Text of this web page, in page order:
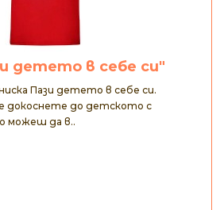
детето в себе си"
Пази детето в себе си.
докоснете до детското с
можеш да в..